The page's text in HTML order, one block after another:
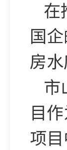
在
国
房
市
目
项